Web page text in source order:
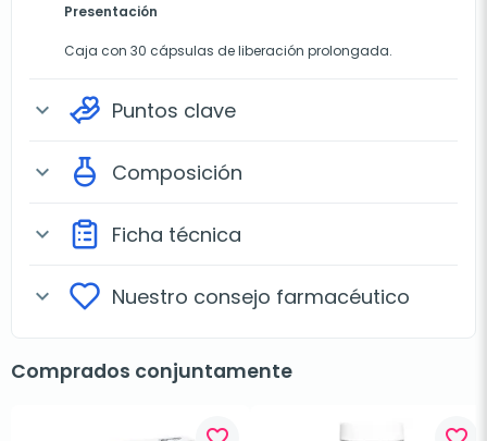
Presentación
Caja con 30 cápsulas de liberación prolongada.
expand_more Puntos clave
expand_more Composición
expand_more Ficha técnica
expand_more Nuestro consejo farmacéutico
Comprados conjuntamente